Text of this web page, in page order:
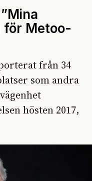
för Metoo-
från 34
som andra
hösten 2017,